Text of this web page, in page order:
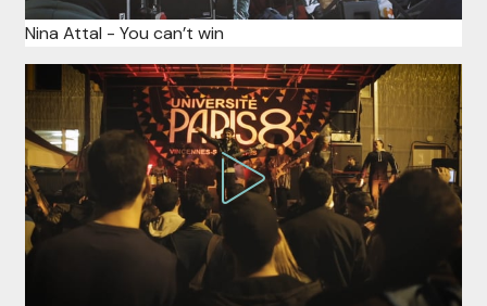
Nina Attal - You can’t win